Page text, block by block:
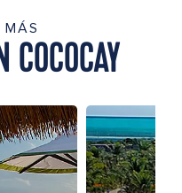
MÁS
COCOCAY